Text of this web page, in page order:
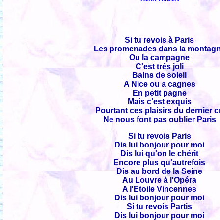
Si tu revois à Paris
Les promenades dans la
Ou la campagne
C'est très joli
Bains de soleil
A Nice ou a cagnes
En petit pagne
Mais c'est exquis
Pourtant ces plaisirs du dernier
Ne nous font pas oublier Paris
Si tu revois Paris
Dis lui bonjour pour moi
Dis lui qu'on le chérit
Encore plus qu'autrefois
Dis au bord de la Seine
Au Louvre à l'Opéra
A l'Etoile Vincennes
Dis lui bonjour pour moi
Si tu revois Partis
Dis lui bonjour pour moi